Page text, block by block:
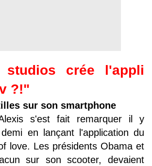
studios crée l'appli
?!"
sur son smartphone
s'est fait remarquer il y
en lançant l'application du
love. Les présidents Obama et
sur son scooter, devaient